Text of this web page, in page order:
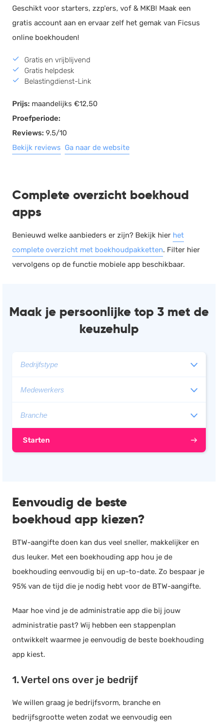
Geschikt voor starters, zzp'ers, vof & MKB! Maak een
gratis account aan en ervaar zelf het gemak van Ficsus
online boekhouden!
Gratis en vrijblijvend
Gratis helpdesk
Belastingdienst-Link
Prijs: maandelijks €12,50
Proefperiode:
Reviews: 9.5/10
Bekijk reviews Ga naar de website
Complete overzicht boekhoud
apps
Benieuwd welke aanbieders er zijn? Bekijk hier het
complete overzicht met boekhoudpakketten. Filter hier
vervolgens op de functie mobiele app beschikbaar.
Maak je persoonlijke top 3 met de
keuzehulp
Starten
Eenvoudig de beste
boekhoud app kiezen?
BTW-aangifte doen kan dus veel sneller, makkelijker en
dus leuker. Met een boekhouding app hou je de
boekhouding eenvoudig bij en up-to-date. Zo bespaar je
95% van de tijd die je nodig hebt voor de BTW-aangifte.
Maar hoe vind je de administratie app die bij jouw
administratie past? Wij hebben een stappenplan
ontwikkelt waarmee je eenvoudig de beste boekhouding
app kiest.
1. Vertel ons over je bedrijf
We willen graag je bedrijfsvorm, branche en
bedrijfsgrootte weten zodat we eenvoudig een